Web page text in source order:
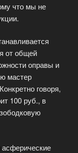
что мы не
от общей
оправы и
мастер
говоря,
100 руб., в